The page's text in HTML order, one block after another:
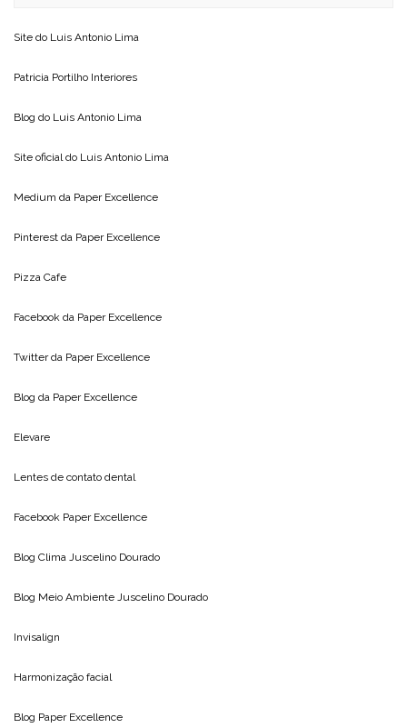
Site do Luis Antonio Lima
Patricia Portilho Interiores
Blog do Luis Antonio Lima
Site oficial do Luis Antonio Lima
Medium da Paper Excellence
Pinterest da Paper Excellence
Pizza Cafe
Facebook da Paper Excellence
Twitter da Paper Excellence
Blog da Paper Excellence
Elevare
Lentes de contato dental
Facebook Paper Excellence
Blog Clima Juscelino Dourado
Blog Meio Ambiente Juscelino Dourado
Invisalign
Harmonização facial
Blog Paper Excellence